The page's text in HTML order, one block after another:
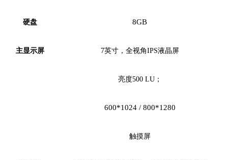
硬盘 8GB
主显示屏 7英寸，全视角IPS液晶屏
亮度500 LU；
600*1024 / 800*1280
触摸屏